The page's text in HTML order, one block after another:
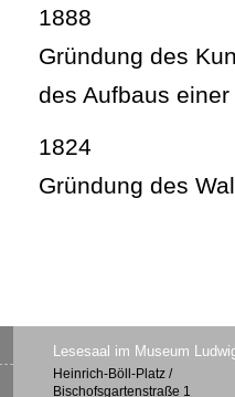
1888
Gründung des
des Aufbaus
1824
Gründung des
Lesesaal im Museum
Heinrich-Böll-Platz /
Bischofsgartenstraße 1